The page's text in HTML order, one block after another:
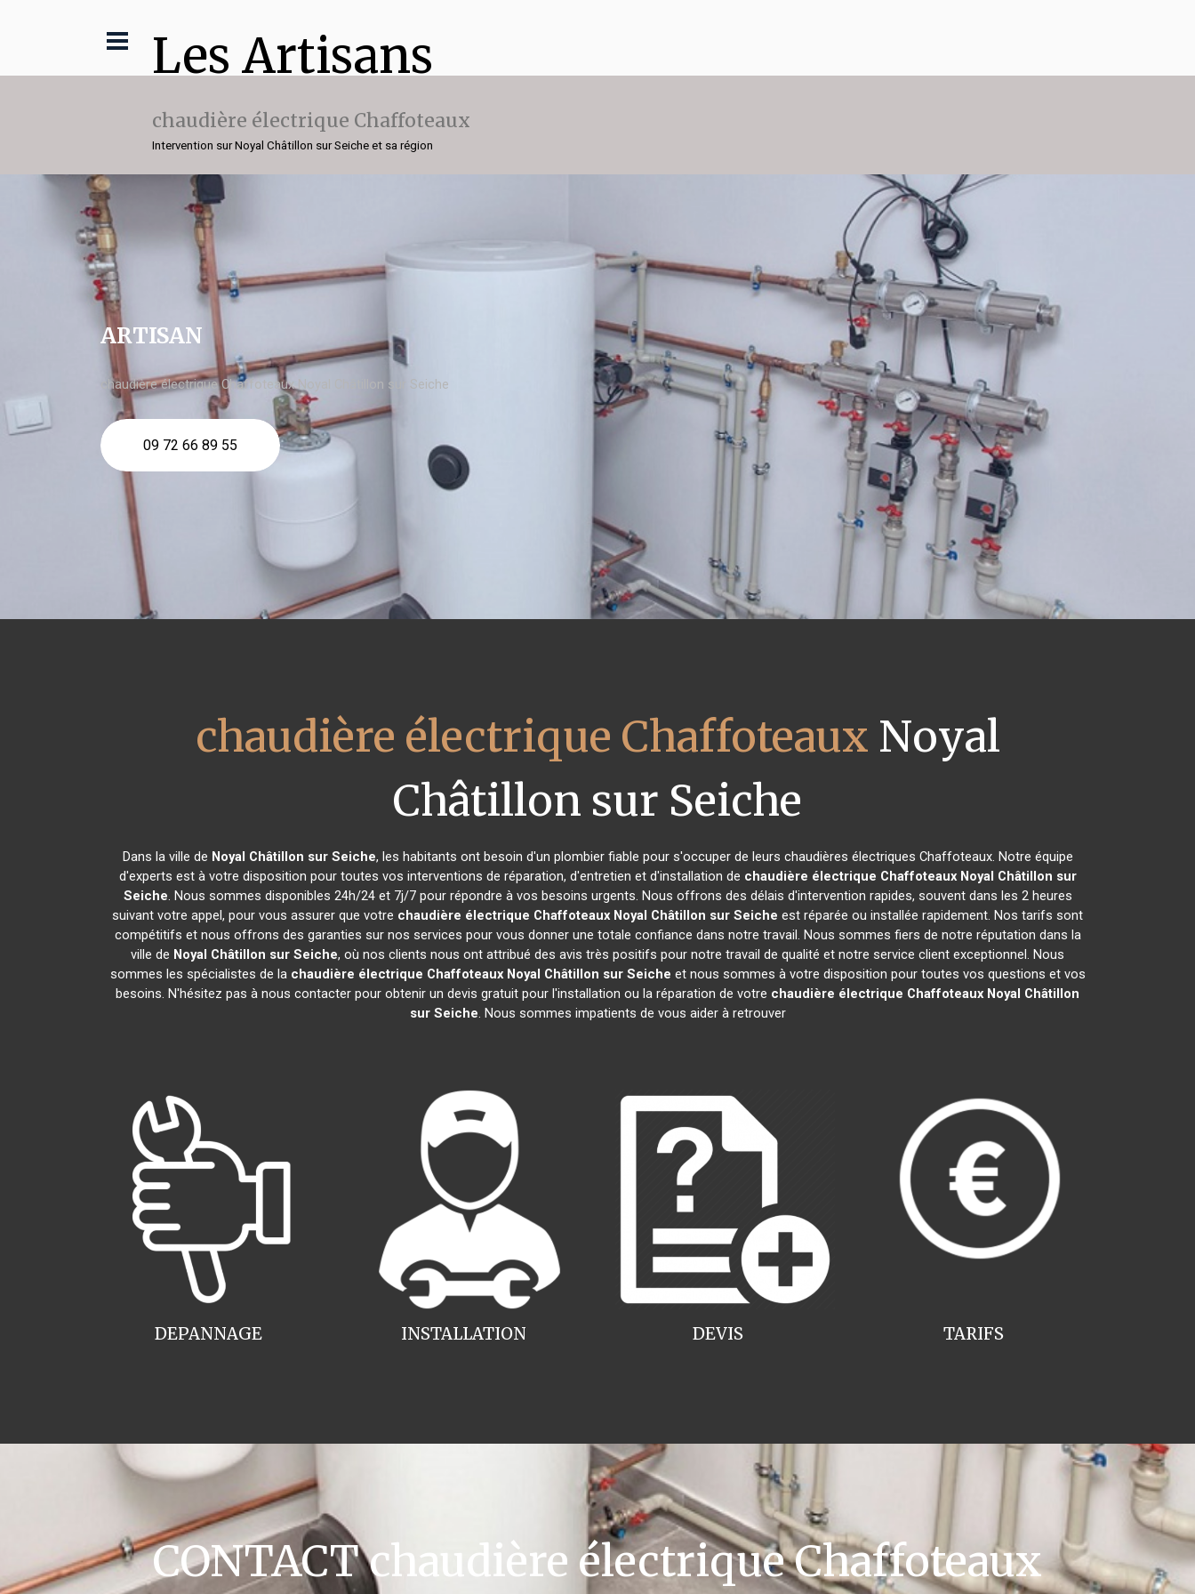
Les Artisans
chaudière électrique Chaffoteaux
Intervention sur Noyal Châtillon sur Seiche et sa région
ARTISAN
chaudière électrique Chaffoteaux Noyal Châtillon sur Seiche
09 72 66 89 55
chaudière électrique Chaffoteaux Noyal
Châtillon sur Seiche
Dans la ville de Noyal Châtillon sur Seiche, les habitants ont besoin d'un plombier fiable pour s'occuper de leurs chaudières électriques Chaffoteaux. Notre équipe
d'experts est à votre disposition pour toutes vos interventions de réparation, d'entretien et d'installation de chaudière électrique Chaffoteaux Noyal Châtillon sur
Seiche. Nous sommes disponibles 24h/24 et 7j/7 pour répondre à vos besoins urgents. Nous offrons des délais d'intervention rapides, souvent dans les 2 heures
suivant votre appel, pour vous assurer que votre chaudière électrique Chaffoteaux Noyal Châtillon sur Seiche est réparée ou installée rapidement. Nos tarifs sont
compétitifs et nous offrons des garanties sur nos services pour vous donner une totale confiance dans notre travail. Nous sommes fiers de notre réputation dans la
ville de Noyal Châtillon sur Seiche, où nos clients nous ont attribué des avis très positifs pour notre travail de qualité et notre service client exceptionnel. Nous
sommes les spécialistes de la chaudière électrique Chaffoteaux Noyal Châtillon sur Seiche et nous sommes à votre disposition pour toutes vos questions et vos
besoins. N'hésitez pas à nous contacter pour obtenir un devis gratuit pour l'installation ou la réparation de votre chaudière électrique Chaffoteaux Noyal Châtillon
sur Seiche. Nous sommes impatients de vous aider à retrouver
INSTALLATION
DEPANNAGE TARIFS
DEVIS
CONTACT chaudière électrique Chaffoteaux